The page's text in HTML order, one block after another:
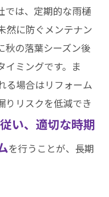
では、定期的な雨樋
然に防ぐメンテナン
秋の落葉シーズン後
イミングです。ま
る場合はリフォーム
りリスクを低減でき
い、適切な時期
を行うことが、長期